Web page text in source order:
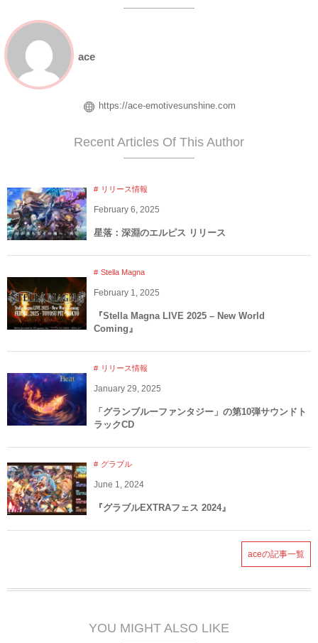
ace
https://ace-emotivesunshine.com
Recent Articles Of This Author
リリース情報
February 6, 2025
星落：深淵のエルピス リリース
Stella Magna
February 1, 2025
『Stella Magna LIVE 2025 – New World
Coming』
リリース情報
January 29, 2025
「グランブルーファンタジー」の第10弾サウンドト
ラックCD
グラブル
June 1, 2024
『グラブルEXTRAフェス 2024』
aceの記事一覧
YOU MIGHT ALSO LIKE